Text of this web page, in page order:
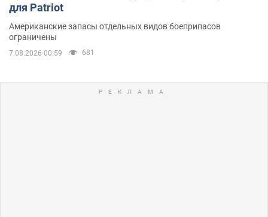
для Patriot
Американские запасы отдельных видов боеприпасов
ограничены
7.08.2026 00:59 681